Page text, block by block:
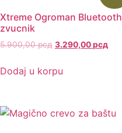
Xtreme Ogroman Bluetooth
zvucnik
5.900,00рсд 3.290,00рсд
Dodaj u korpu